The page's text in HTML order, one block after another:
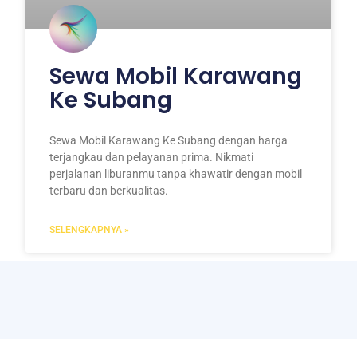
Sewa Mobil Karawang
Ke Subang
Sewa Mobil Karawang Ke Subang dengan harga
terjangkau dan pelayanan prima. Nikmati
perjalanan liburanmu tanpa khawatir dengan mobil
terbaru dan berkualitas.
SELENGKAPNYA »